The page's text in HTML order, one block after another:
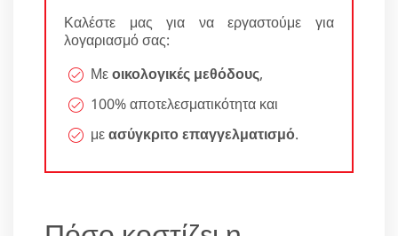
Καλέστε μας για να εργαστούμε για
λογαριασμό σας:
Μεοικολογικές μεθόδους,
100% αποτελεσματικότητα και
μεασύγκριτο επαγγελματισμό.